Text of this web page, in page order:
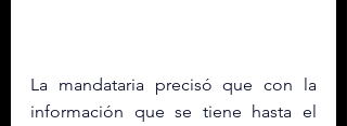
La mandataria precisó que con la
información que se tiene hasta el